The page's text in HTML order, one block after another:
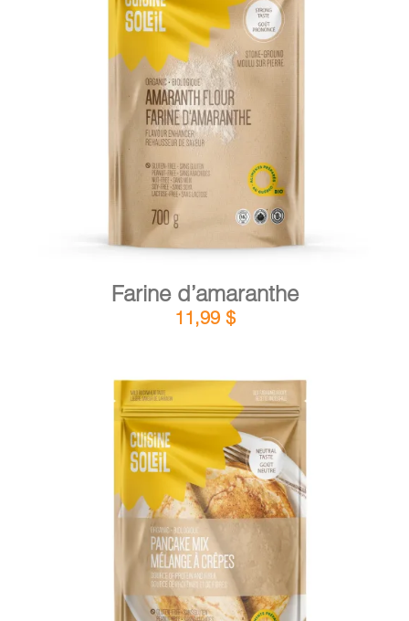
AJOUTER AU PANIER /
Farine d’amaranthe
11,99 $
AJOUTER AU PANIER